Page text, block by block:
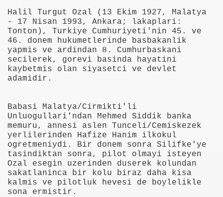
Halil Turgut Ozal (13 Ekim 1927, Malatya
- 17 Nisan 1993, Ankara; lakaplari:
Tonton), Turkiye Cumhuriyeti'nin 45. ve
46. donem hukumetlerinde basbakanlik
yapmis ve ardindan 8. Cumhurbaskani
secilerek, gorevi basinda hayatini
kaybetmis olan siyasetci ve devlet
adamidir.
Babasi Malatya/Cirmikti'li
Unluogullari'ndan Mehmed Siddik banka
memuru, annesi aslen Tunceli/Cemiskezek
yerlilerinden Hafize Hanim ilkokul
ogretmeniydi. Bir donem sonra Silifke'ye
tasindiktan sonra, pilot olmayi isteyen
Ozal esegin uzerinden duserek kolundan
sakatlaninca bir kolu biraz daha kisa
kalmis ve pilotluk hevesi de boylelikle
sona ermistir.
77-73 Yenildi